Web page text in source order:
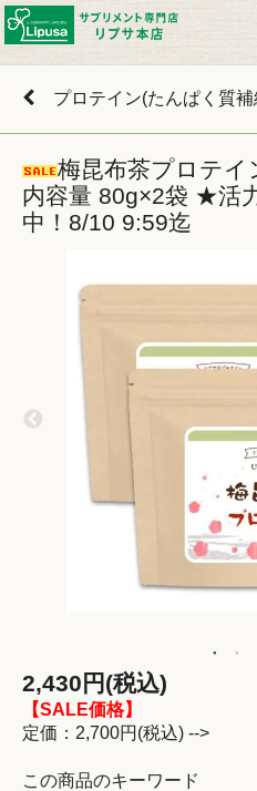
プロテイン(たんぱく質補
梅昆布茶プロテイ
内容量 80g×2袋 ★活
中！8/10 9:59迄
2,430円(税込)
【SALE価格】
定価：2,700円(税込) -->
この商品のキーワード